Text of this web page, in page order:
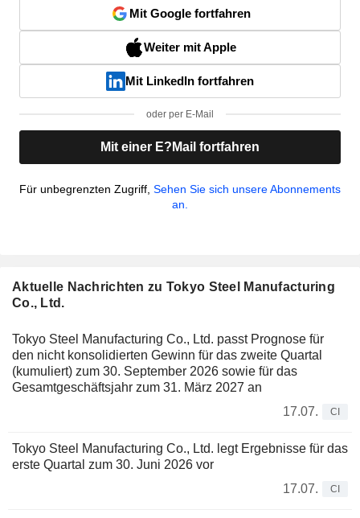
Mit Google fortfahren
Weiter mit Apple
Mit LinkedIn fortfahren
oder per E-Mail
Mit einer E?Mail fortfahren
Für unbegrenzten Zugriff, Sehen Sie sich unsere Abonnements
an.
Aktuelle Nachrichten zu Tokyo Steel Manufacturing
Co., Ltd.
Tokyo Steel Manufacturing Co., Ltd. passt Prognose für
den nicht konsolidierten Gewinn für das zweite Quartal
(kumuliert) zum 30. September 2026 sowie für das
Gesamtgeschäftsjahr zum 31. März 2027 an
17.07.
CI
Tokyo Steel Manufacturing Co., Ltd. legt Ergebnisse für das
erste Quartal zum 30. Juni 2026 vor
17.07.
CI